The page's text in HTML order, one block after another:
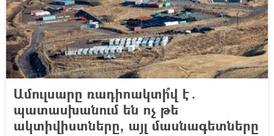
Ամուլսարը ռադիոակտի՞վ է․
պատասխանում են ոչ թե
ակտիվիստները, այլ մասնագետները